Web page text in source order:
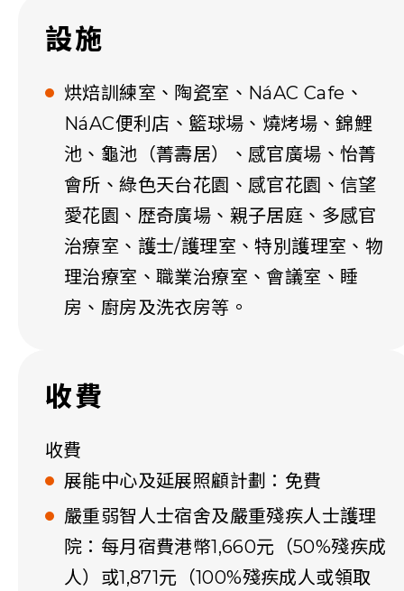
設施
烘焙訓練室、陶瓷室、NáAC Cafe、
NáAC便利店、籃球場、燒烤場、錦鯉
池、龜池（菁壽居）、感官廣場、怡菁
會所、綠色天台花園、感官花園、信望
愛花園、歴奇廣場、親子居庭、多感官
治療室、護士/護理室、特別護理室、物
理治療室、職業治療室、會議室、睡
房、廚房及洗衣房等。
收費
收費
展能中心及延展照顧計劃：免費
嚴重弱智人士宿舍及嚴重殘疾人士護理
院：每月宿費港幣1,660元（50%殘疾成
人）或1,871元（100%殘疾成人或領取